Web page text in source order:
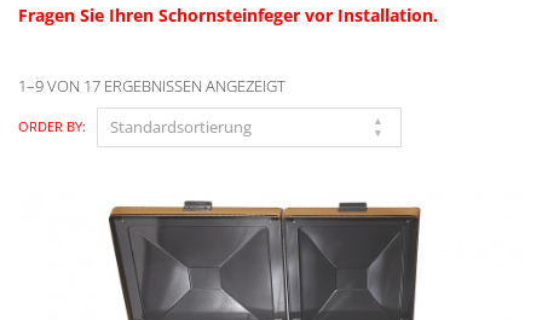
Fragen Sie Ihren Schornsteinfeger vor Installation.
1–9 VON 17 ERGEBNISSEN ANGEZEIGT
ORDER BY: